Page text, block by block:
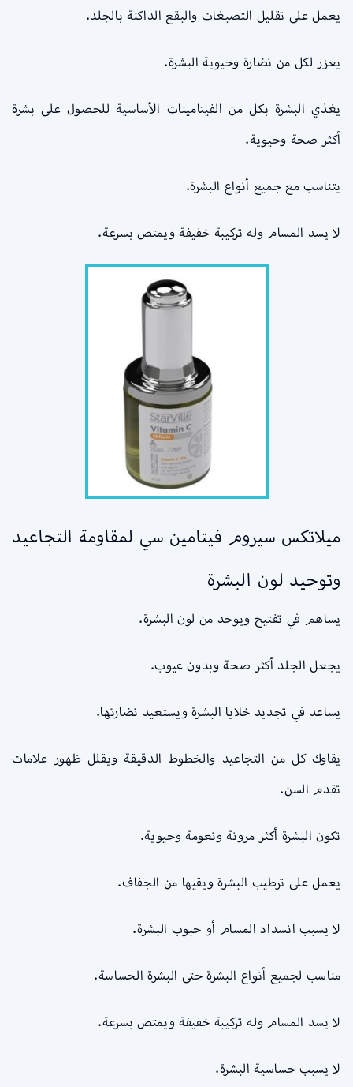
يعمل على تقليل التصبغات والبقع الداكنة بالجلد.
يعزر لكل من نضارة وحيوية البشرة.
يغذي البشرة بكل من الفيتامينات الأساسية للحصول على بشرة
أكثر صحة وحيوية.
يتناسب مع جميع أنواع البشرة.
لا يسد المسام وله تركيبة خفيفة ويمتص بسرعة.
ميلاتكس سيروم فيتامين سي لمقاومة التجاعيد
وتوحيد لون البشرة
يساهم في تفتيح ويوحد من لون البشرة.
يجعل الجلد أكثر صحة وبدون عيوب.
يساعد في تجديد خلايا البشرة ويستعيد نضارتها.
يقاوك كل من التجاعيد والخطوط الدقيقة ويقلل ظهور علامات
تقدم السن.
تكون البشرة أكثر مرونة ونعومة وحيوية.
يعمل على ترطيب البشرة ويقيها من الجفاف.
لا يسبب انسداد المسام أو حبوب البشرة.
مناسب لجميع أنواع البشرة حتى البشرة الحساسة.
لا يسد المسام وله تركيبة خفيفة ويمتص بسرعة.
لا يسبب حساسية البشرة.